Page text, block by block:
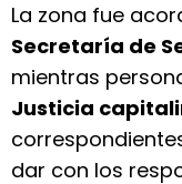
La zona fue
Secretaría de
mientras
Justicia
dar con los